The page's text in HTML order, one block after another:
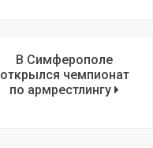
В Симферополе
открылся чемпионат
по армрестлингу